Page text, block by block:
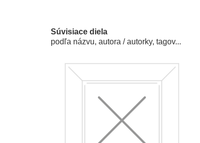
Súvisiace diela
podľa názvu, autora / autorky, tagov...